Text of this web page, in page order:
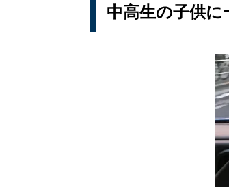
中高生の子供に